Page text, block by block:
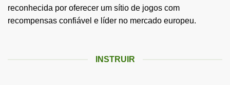
reconhecida por oferecer um sítio de jogos com
recompensas confiável e líder no mercado europeu.
INSTRUIR